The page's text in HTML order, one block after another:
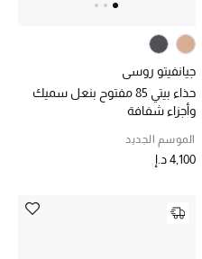
جيانفيتو روسي
حذاء بيتي 85 مفتوح بنعل سميك
وأجزاء شفافة
الموسم الجديد
4,100 د.إ